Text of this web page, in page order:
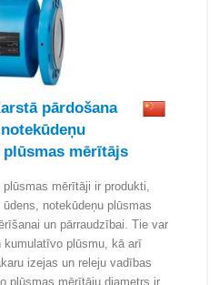
pārdošana
mērītājs
mērītāji ir produkti,
notekūdeņu plūsmas
un pārraudzībai. Tie var
kumulatīvo plūsmu, kā arī
izejas un releju vadības
plūsmas mērītāju diametrs ir